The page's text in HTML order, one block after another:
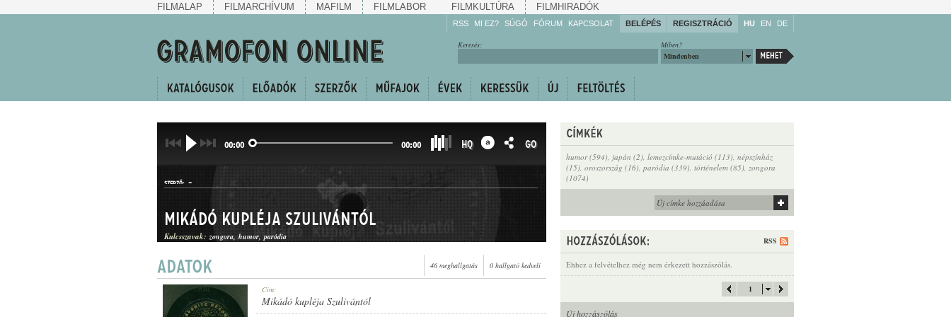
FILMALAP FILMARCHÍVUM MAFILM FILMLABOR FILMKULTÚRA FILMHIRADÓK
RSS MI EZ? SÚGÓ
Gyarapítsa!
FÓRUM KAPCSOLAT BELÉPÉS REGISZTRÁCIÓ HU EN DE
Miben?
Mindenben
Keresés:
humor (594), japán (2), lemezcímke-mutáció (113), népszínház
(15), oroszország (16), paródia (339), történelem (85), zongora
(1074)
RSS
Ehhez a felvételhez még nem érkezett hozzászólás.
1
Új hozzászólás
00:00 00:00 HQ GO
SZERZŐ: -
KUPLÉ
Mikádó kupléja Szulivántól
Kulcsszavak: zongora humor paródia
46 meghallgatás 0 hallgató kedveli
Cím:
Mikádó kupléja Szulivántól